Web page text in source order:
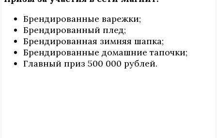
Брендированные варежки;
Брендированный плед;
Брендированная зимняя шапка;
Брендированные домашние тапочки;
Главный приз 500 000 рублей.